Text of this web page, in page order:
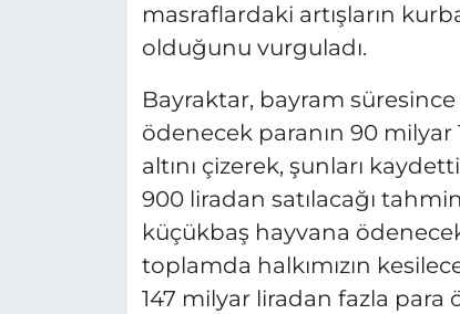
masraflardaki artışların
olduğunu vurguladı.
Bayraktar, bayram
ödenecek paranın 90 milyar
altını çizerek, şunları
900 liradan satılacağı
küçükbaş hayvana
toplamda halkımızın
147 milyar liradan fazla